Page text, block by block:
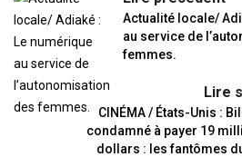
Actualité locale/
au service de
femmes.
Lire
CINÉMA / États-Unis :
condamné à payer 19
dollars : les fantômes